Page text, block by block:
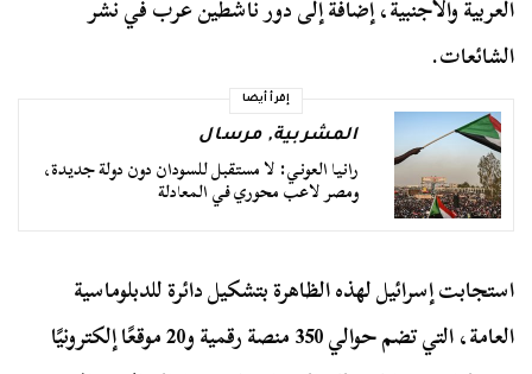
العربية والأجنبية، إضافة إلى دور ناشطين عرب في نشر
الشائعات.
إقرأ أيضا
المشربية,مرسال
رانيا العوني: لا مستقبل للسودان دون دولة جديدة،
ومصر لاعب محوري في المعادلة
استجابت إسرائيل لهذه الظاهرة بتشكيل دائرة للدبلوماسية
العامة، التي تضم حوالي 350 منصة رقمية و20 موقعًا إلكترونيًا